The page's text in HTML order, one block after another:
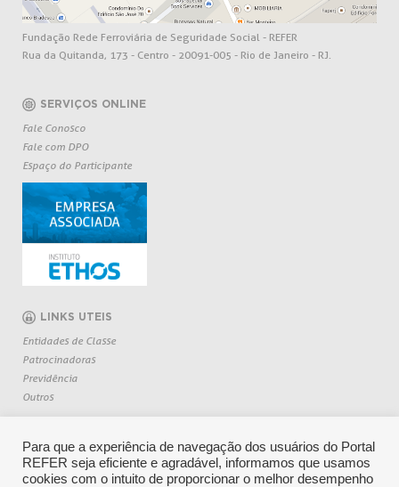
Fundação Rede Ferroviária de Seguridade Social - REFER
Rua da Quitanda, 173 - Centro - 20091-005 - Rio de Janeiro - RJ.
SERVIÇOS ONLINE
Fale Conosco
Fale com DPO
Espaço do Participante
LINKS UTEIS
Entidades de Classe
Patrocinadoras
Previdência
Outros
Para que a experiência de navegação dos usuários do Portal
REFER seja eficiente e agradável, informamos que usamos
cookies com o intuito de proporcionar o melhor desempenho